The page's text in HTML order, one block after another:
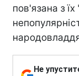
пов'язана з
Не